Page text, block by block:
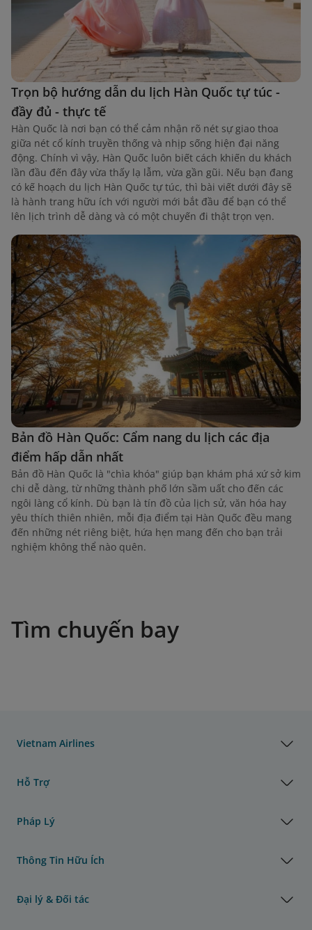
Trọn bộ hướng dẫn du lịch Hàn Quốc tự túc -
đầy đủ - thực tế
Hàn Quốc là nơi bạn có thể cảm nhận rõ nét sự giao thoa
giữa nét cổ kính truyền thống và nhịp sống hiện đại năng
động. Chính vì vậy, Hàn Quốc luôn biết cách khiến du khách
lần đầu đến đây vừa thấy lạ lẫm, vừa gần gũi. Nếu bạn đang
có kế hoạch du lịch Hàn Quốc tự túc, thì bài viết dưới đây sẽ
là hành trang hữu ích với người mới bắt đầu để bạn có thể
lên lịch trình dễ dàng và có một chuyến đi thật trọn vẹn.
Bản đồ Hàn Quốc: Cẩm nang du lịch các địa
điểm hấp dẫn nhất
Bản đồ Hàn Quốc là "chìa khóa" giúp bạn khám phá xứ sở kim
chi dễ dàng, từ những thành phố lớn sầm uất cho đến các
ngôi làng cổ kính. Dù bạn là tín đồ của lịch sử, văn hóa hay
yêu thích thiên nhiên, mỗi địa điểm tại Hàn Quốc đều mang
đến những nét riêng biệt, hứa hẹn mang đến cho bạn trải
nghiệm không thể nào quên.
Tìm chuyến bay
Vietnam Airlines
Hỗ Trợ
Pháp Lý
Thông Tin Hữu Ích
Đại lý & Đối tác